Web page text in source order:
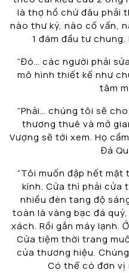
là thợ hồ chứ đâu phải
nào thư ký, nào cố vấn,
1 đám đầu tư
“Đó… các người phải
mô hình thiết kế như
tâm
“Phải… chúng tôi sẽ
thương thuê và mở
Vượng sẽ tới xem. Họ
Đá
“Tôi muốn đập hết mặt
kính. Cửa thì phải cửa
nhiều đèn tang độ
toàn là vàng bạc đá
xách. Rồi gắn máy lạnh.
Cửa tiệm thời trang
của thương hiệu.
Có thể có đơn vị